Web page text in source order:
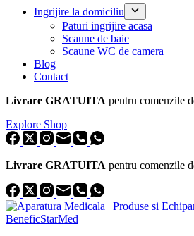
Ingrijire la domiciliu
Paturi ingrijire acasa
Scaune de baie
Scaune WC de camera
Blog
Contact
Livrare GRATUITA pentru comenzile
Explore Shop
Livrare GRATUITA pentru comenzile